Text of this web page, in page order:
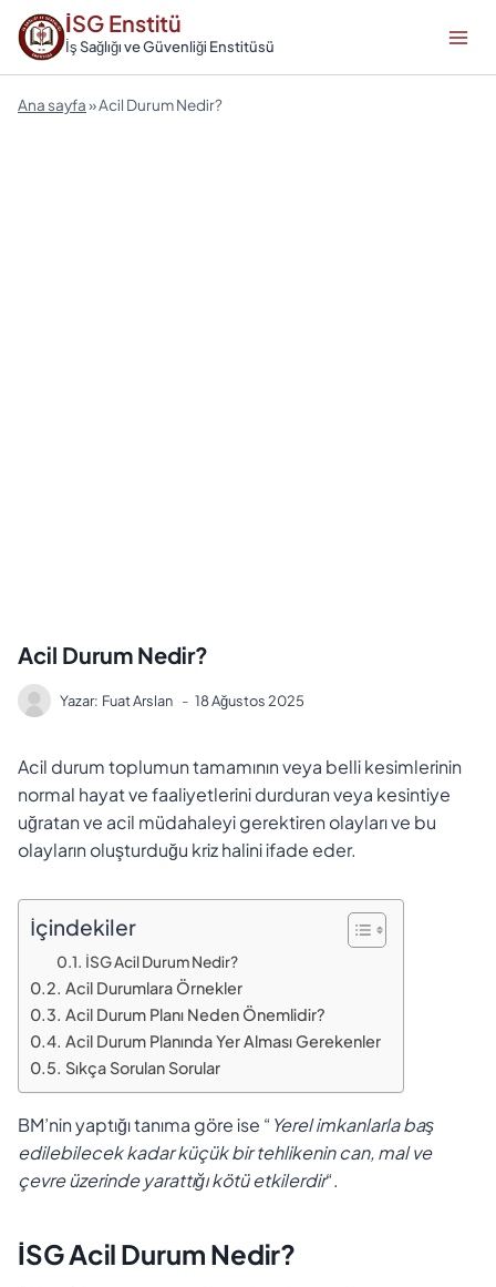
Skip
content
İSG Enstitü
İş Sağlığı ve Güvenliği Enstitüsü
Ana sayfa»Acil Durum Nedir?
Acil Durum Nedir?
Yazar: Fuat Arslan 18 Ağustos 2025
Acil durum toplumun tamamının veya belli kesimlerinin
normal hayat ve faaliyetlerini durduran veya kesintiye
uğratan ve acil müdahaleyi gerektiren olayları ve bu
olayların oluşturduğu kriz halini ifade eder.
İçindekiler
İSG Acil Durum Nedir?
Acil Durumlara Örnekler
Acil Durum Planı Neden Önemlidir?
Acil Durum Planında Yer Alması Gerekenler
Sıkça Sorulan Sorular
BM’nin yaptığı tanıma göre ise “Yerel imkanlarla baş
edilebilecek kadar küçük bir tehlikenin can, mal ve
çevre üzerinde yarattığı kötü etkilerdir“.
İSG Acil Durum Nedir?